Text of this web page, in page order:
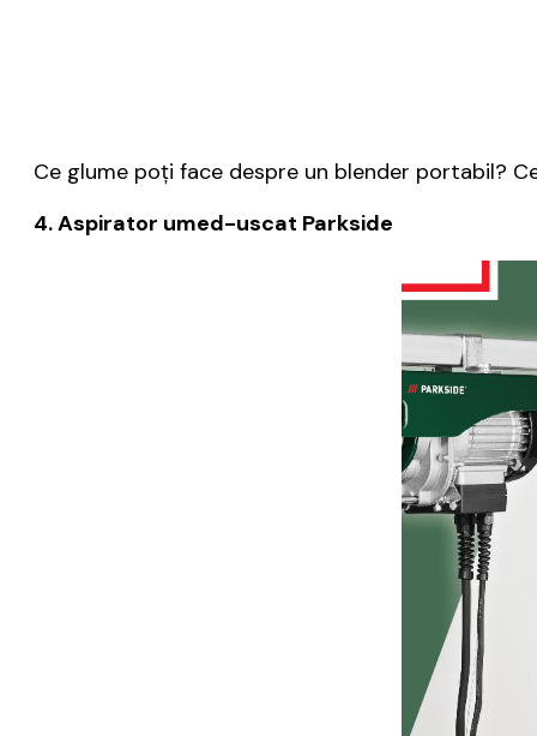
Ce glume poţi face despre un blender portabil?
4. Aspirator umed-uscat Parkside